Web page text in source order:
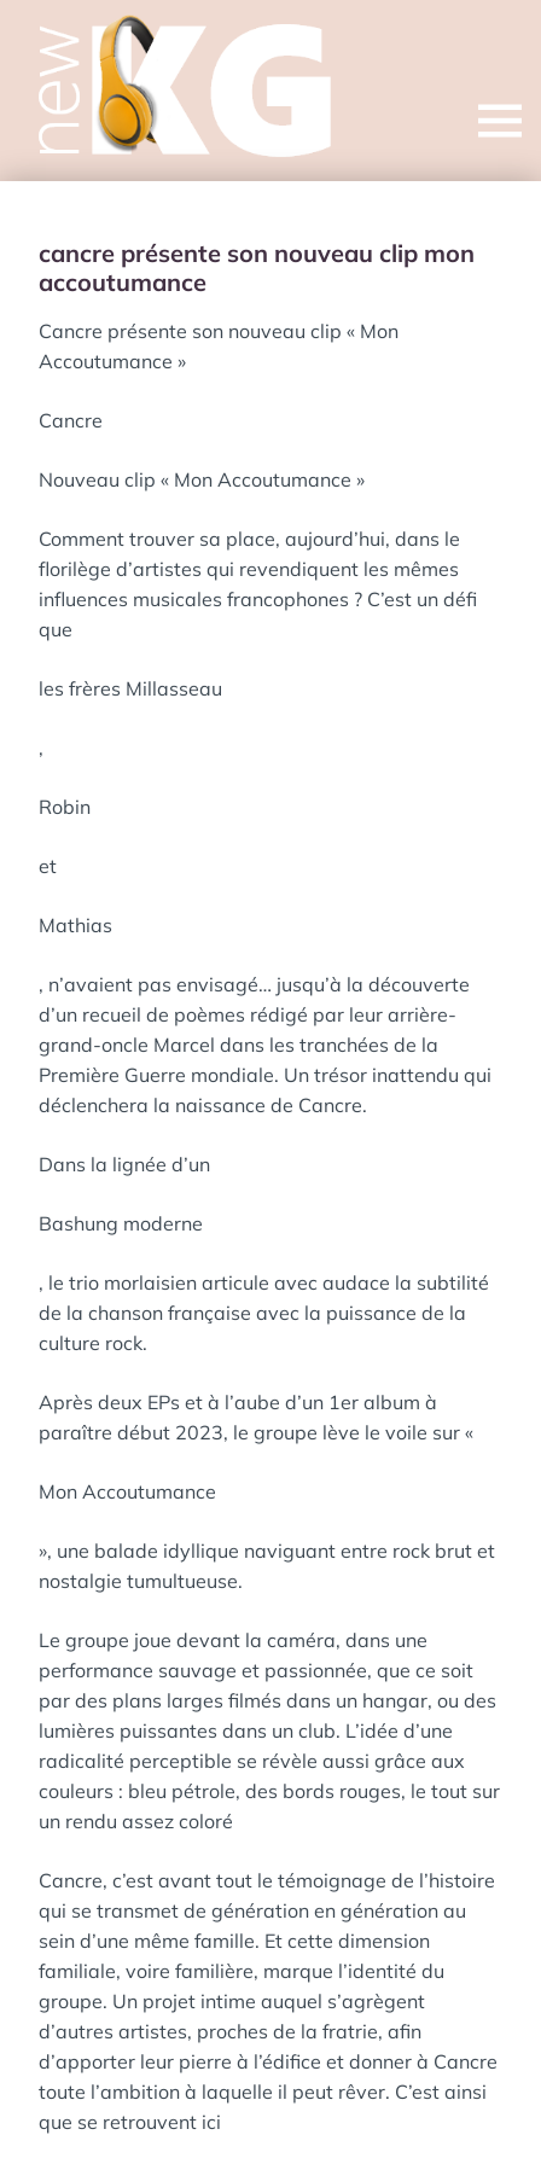
Open
cancre présente son nouveau clip mon
accoutumance
Cancre présente son nouveau clip « Mon
Accoutumance »
Cancre
Nouveau clip « Mon Accoutumance »
Comment trouver sa place, aujourd’hui, dans le
florilège d’artistes qui revendiquent les mêmes
influences musicales francophones ? C’est un défi
que
les frères Millasseau
,
Robin
et
Mathias
, n’avaient pas envisagé… jusqu’à la découverte
d’un recueil de poèmes rédigé par leur arrière-
grand-oncle Marcel dans les tranchées de la
Première Guerre mondiale. Un trésor inattendu qui
déclenchera la naissance de Cancre.
Dans la lignée d’un
Bashung moderne
, le trio morlaisien articule avec audace la subtilité
de la chanson française avec la puissance de la
culture rock.
Après deux EPs et à l’aube d’un 1er album à
paraître début 2023, le groupe lève le voile sur «
Mon Accoutumance
», une balade idyllique naviguant entre rock brut et
nostalgie tumultueuse.
Le groupe joue devant la caméra, dans une
performance sauvage et passionnée, que ce soit
par des plans larges filmés dans un hangar, ou des
lumières puissantes dans un club. L’idée d’une
radicalité perceptible se révèle aussi grâce aux
couleurs : bleu pétrole, des bords rouges, le tout sur
un rendu assez coloré
Cancre, c’est avant tout le témoignage de l’histoire
qui se transmet de génération en génération au
sein d’une même famille. Et cette dimension
familiale, voire familière, marque l’identité du
groupe. Un projet intime auquel s’agrègent
d’autres artistes, proches de la fratrie, afin
d’apporter leur pierre à l’édifice et donner à Cancre
toute l’ambition à laquelle il peut rêver. C’est ainsi
que se retrouvent ici